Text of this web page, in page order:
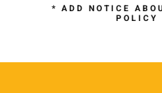
* ADD NOTICE
POLICY